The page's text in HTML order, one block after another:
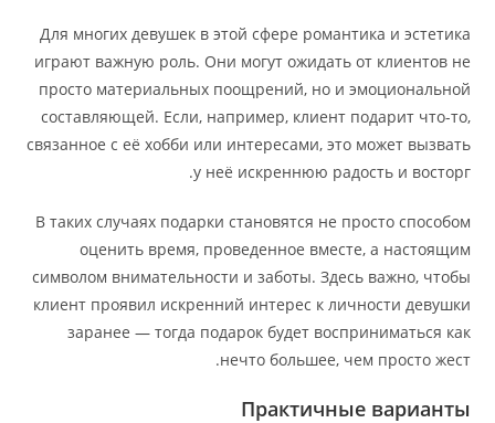
Для многих девушек в этой сфере романтика и эстетика
играют важную роль. Они могут ожидать от клиентов не
просто материальных поощрений, но и эмоциональной
составляющей. Если, например, клиент подарит что-то,
связанное с её хобби или интересами, это может вызвать
у неё искреннюю радость и восторг.
В таких случаях подарки становятся не просто способом
оценить время, проведенное вместе, а настоящим
символом внимательности и заботы. Здесь важно, чтобы
клиент проявил искренний интерес к личности девушки
заранее — тогда подарок будет восприниматься как
нечто большее, чем просто жест.
Практичные варианты